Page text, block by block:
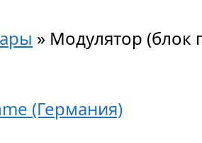
» Модулятор (блок
(Германия)